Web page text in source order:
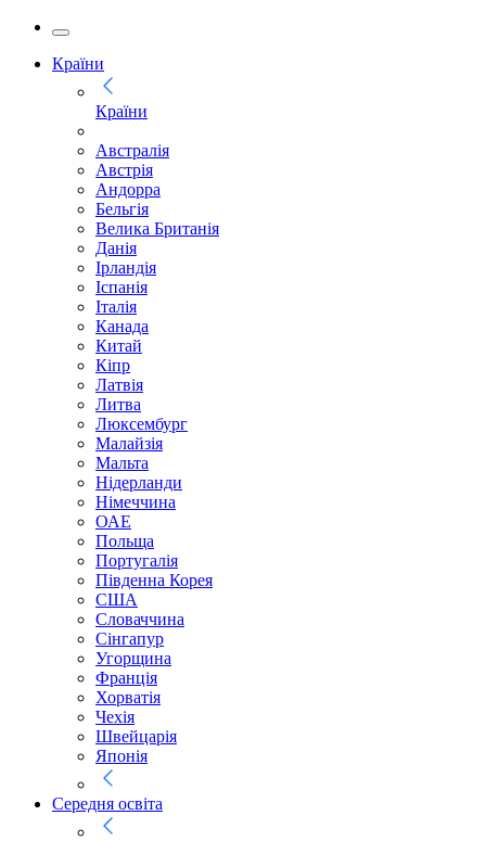
Країни
Країни
Австралія
Австрія
Андорра
Бельгія
Велика Британія
Данія
Ірландія
Іспанія
Італія
Канада
Китай
Кіпр
Латвія
Литва
Люксембург
Малайзія
Мальта
Нідерланди
Німеччина
ОАЕ
Польща
Португалія
Південна Корея
США
Словаччина
Сінгапур
Угорщина
Франція
Хорватія
Чехія
Швейцарія
Японія
Середня освіта